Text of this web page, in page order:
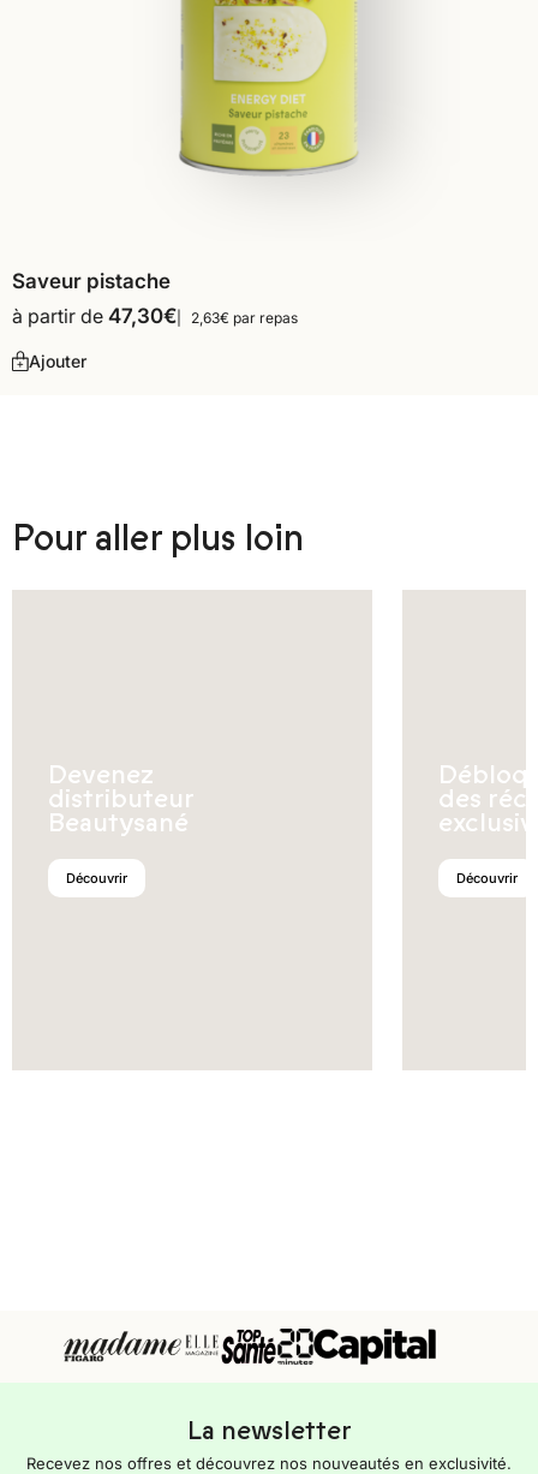
Saveur pistache
à partir de 47,30€ 2,63€ par repas
Ajouter
Pour aller plus loin
Devenez
distributeur
Beautysané
Découvrir
des
Découvrir
La newsletter
Recevez nos offres et découvrez nos nouveautés en exclusivité.